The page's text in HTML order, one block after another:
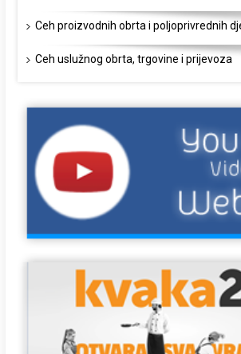
Ceh proizvodnih obrta i poljoprivrednih
Ceh uslužnog obrta, trgovine i prijevoza